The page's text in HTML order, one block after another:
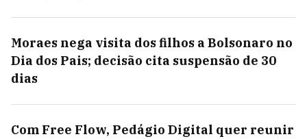
Moraes nega visita dos filhos a Bolsonaro no
Dia dos Pais; decisão cita suspensão de 30
dias
Com Free Flow, Pedágio Digital quer reunir